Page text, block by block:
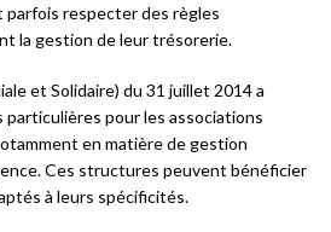
respecter des règles
la gestion de leur trésorerie.
et Solidaire) du 31 juillet 2014 a
pour les associations
en matière de gestion
Ces structures peuvent bénéficier
à leurs spécificités.